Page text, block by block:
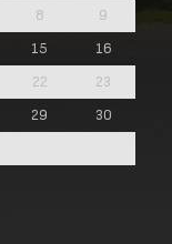
8
9
15
16
22
23
29
30